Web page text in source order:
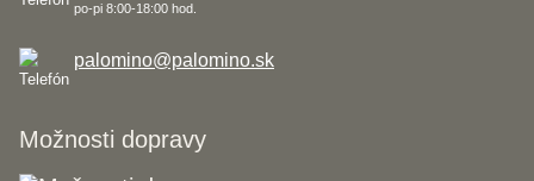
po-pi 8:00-18:00 hod.
palomino@palomino.sk
Možnosti dopravy